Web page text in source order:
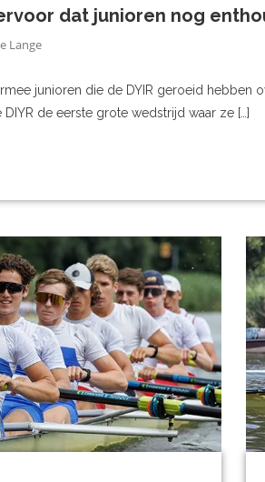
ervoor dat junioren nog
Lange
junioren die de DYIR geroeid hebben
de eerste grote wedstrijd waar ze […]